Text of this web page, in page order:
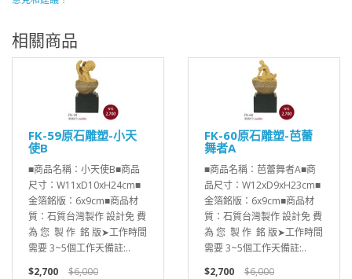
相關商品
FK-59原石雕塑-小天
使B
■商品名稱：小天使B■商品
尺寸：W11xD10xH24cm■
金箔銘版：6x9cm■商品材
質：石質台灣製作 設計免 費
為 您 製 作 銘 版➤工作時間
需要 3~5個工作天備註:..
$2,700
$6,000
FK-60原石雕塑-芭蕾
舞者A
■商品名稱：芭蕾舞者A■商
品尺寸：W12xD9xH23cm■
金箔銘版：6x9cm■商品材
質：石質台灣製作 設計免 費
為 您 製 作 銘 版➤工作時間
需要 3~5個工作天備註:..
$2,700
$6,000